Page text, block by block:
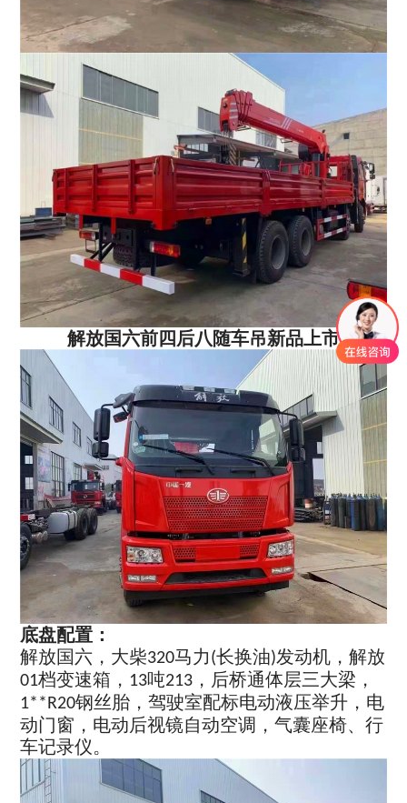
解放国六前四后八随车吊新品上市
底盘配置：
解放国六，大柴320马力 (长换油)发动机 ，解放
01档变速箱， 13吨213 ，后桥通体层三大梁，
1**R20钢丝胎，驾驶室配标电动液压举升，电
动门窗，电动后视镜自动空调，气囊座椅、行
车记录仪。